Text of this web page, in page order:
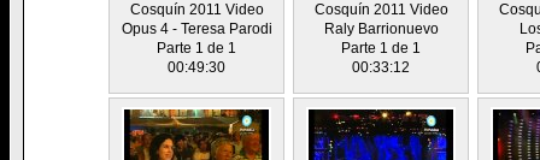
Cosquín 2011 Video
Opus 4 - Teresa Parodi
Parte 1 de 1
00:49:30
Cosquín 2011 Video
Raly Barrionuevo
Parte 1 de 1
00:33:12